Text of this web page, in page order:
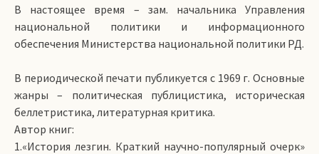
В настоящее время – зам. начальника Управления
национальной политики и информационного
обеспечения Министерства национальной политики РД.
В периодической печати публикуется с 1969 г. Основные
жанры – политическая публицистика, историческая
беллетристика, литературная критика.
Автор книг:
1.«История лезгин. Краткий научно-популярный очерк»